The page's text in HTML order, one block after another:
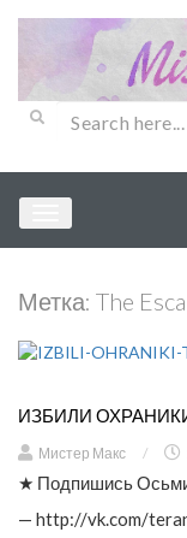
Метка: The
ИЗБИЛИ ОХРАНИКИ
Мистер Макс /
★ Подпишись
— http://vk.com/